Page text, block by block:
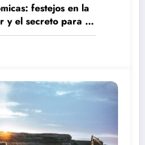
festejos en la
y el secreto para un